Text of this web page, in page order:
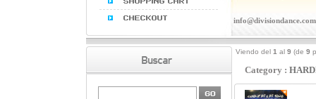
info@divisiondance.com
Viendo del 1 al 9 (de 9
Category :